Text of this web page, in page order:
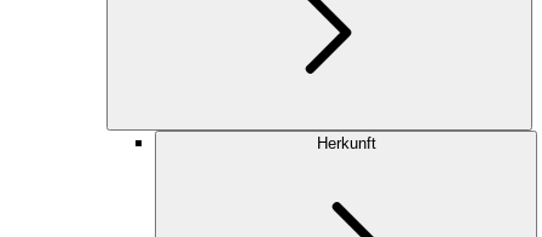
Herkunft